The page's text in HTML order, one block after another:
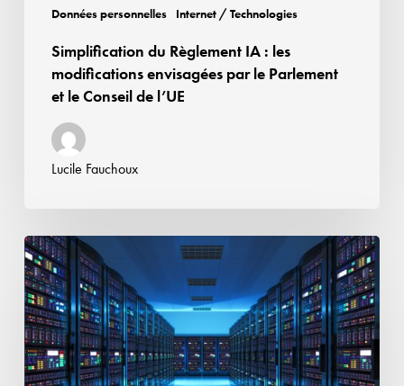
Données personnelles Internet / Technologies
Parlement
Conseil
Simplification du Règlement IA : les
modifications envisagées par le Parlement
et le Conseil de l’UE
Lucile Fauchoux
Airbnb
peut-
elle
se
prévaloir
du